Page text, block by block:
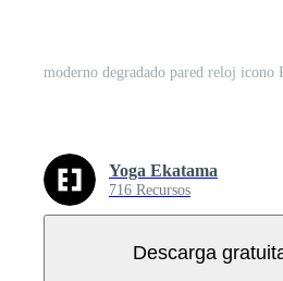
moderno degradado pared reloj icono
Yoga Ekatama
716 Recursos
Descarga